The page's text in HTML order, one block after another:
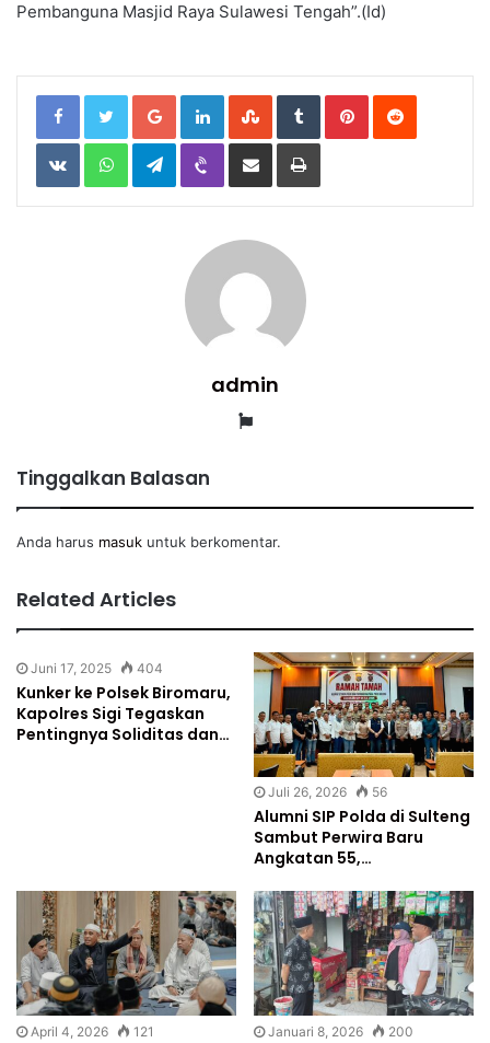
Pembanguna Masjid Raya Sulawesi Tengah”.(Id)
Google+LinkedInStumbleUpon
TumblrPinterestReddit
VKontakteWhatsAppTelegramViber Share
Email
Print
admin
Website
Tinggalkan Balasan
Anda harus masuk untuk berkomentar.
Related Articles
Juni 17, 2025 404
Kunker ke Polsek Biromaru,
Kapolres Sigi Tegaskan
Pentingnya Soliditas dan…
Juli 26, 2026 56
Alumni SIP Polda di Sulteng
Sambut Perwira Baru
Angkatan 55,…
April 4, 2026 121 Januari 8, 2026 200